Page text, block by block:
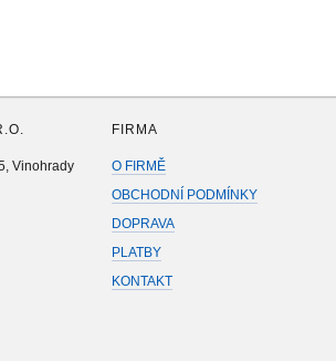
Vinohrady
FIRMA
O FIRMĚ
OBCHODNÍ PODMÍNKY
DOPRAVA
PLATBY
KONTAKT